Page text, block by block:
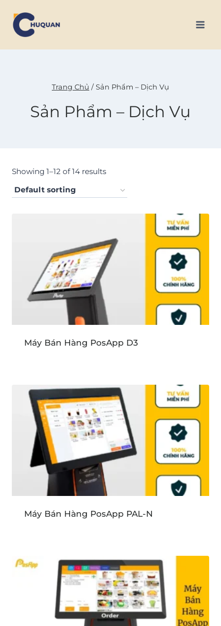
content
Trang Chủ /Sản Phẩm – Dịch Vụ
Sản Phẩm – Dịch Vụ
Showing 1–12 of 14 results
Máy Bán Hàng PosApp D3
Máy Bán Hàng PosApp PAL-N